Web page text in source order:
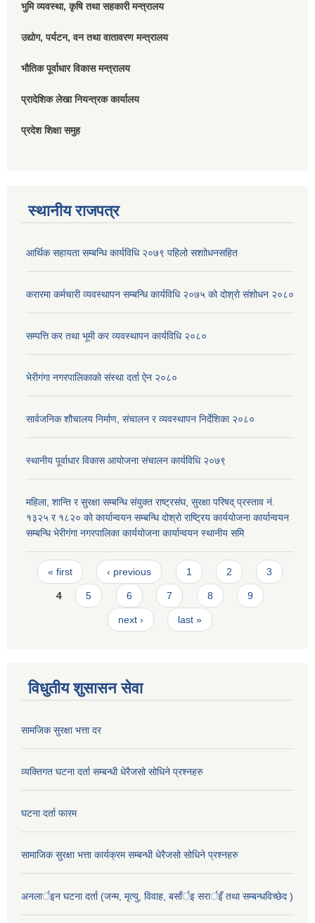
भुमि व्यवस्था, कृषि तथा सहकारी मन्त्रालय
उद्योग, पर्यटन, वन तथा वातावरण मन्त्रालय
भौतिक पूर्वाधार विकास मन्त्रालय
प्रादेशिक लेखा नियन्त्रक कार्यालय
प्रदेश शिक्षा समुह
स्थानीय राजपत्र
आर्थिक सहायता सम्बन्धि कार्यविधि २०७९ पहिलो स‌शाोधनसहित
करारमा कर्मचारी व्यवस्थापन सम्बन्धि कार्यविधि २०७५ को दोश्रो संशोधन २०८०
सम्पत्ति कर तथा भूमी कर व्यवस्थापन कार्यविधि २०८०
भेरीगंगा नगरपालिकाको संस्था दर्ता ऐन २०८०
सार्वजनिक शौचालय निर्माण, संचालन र व्यवस्थापन निर्देशिका २०८०
स्थानीय पूर्वाधार विकास आयोजना संचालन कार्यविधि २०७९
महिला, शान्ति र सुरक्षा सम्बन्धि संयुक्त राष्ट्रसंघ, सुरक्षा परिषद् प्रस्ताव नं.
१३२५ र १८२० को कार्यान्वयन सम्बन्धि दोश्रो राष्ट्रिय कार्ययोजना कार्यान्वयन
सम्बन्धि भेरीगंगा नगरपालिका कार्ययोजना कार्यान्वयन स्थानीय समि
Pages
« first ‹ previous 1 2 3
4 5 6 7 8 9
next › last »
विधुतीय शुसासन सेवा
सामजिक सुरक्षा भत्ता दर
व्यक्तिगत घटना दर्ता सम्बन्धी धेरैजसो सोधिने प्रश्नहरु
घटना दर्ता फारम
सामाजिक सुरक्षा भत्ता कार्यक्रम सम्बन्धी धेरैजसो सोधिने प्रश्नहरु
अनलार्इन घटना दर्ता (जन्म, मृत्यु, विवाह, बसाँर्इ सरार्इँ तथा सम्बन्धविच्छेद )